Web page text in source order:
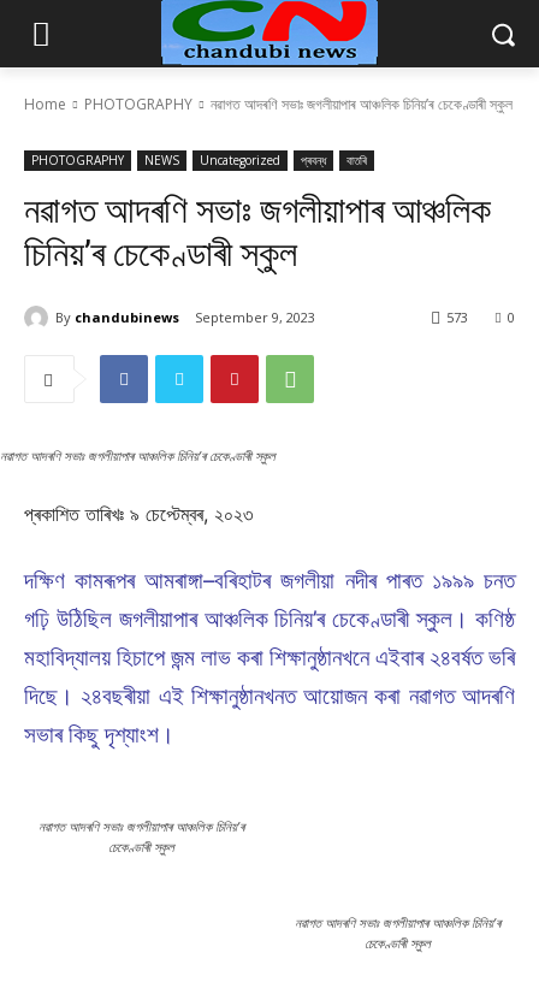
Home PHOTOGRAPHY নৱাগত আদৰণি সভাঃ জগলীয়াপাৰ আঞ্চলিক চিনিয়’ৰ চেকেণ্ডাৰী স্কুল
PHOTOGRAPHY NEWS Uncategorized প্ৰবন্ধ বাতৰি
নৱাগত আদৰণি সভাঃ জগলীয়াপাৰ আঞ্চলিক
চিনিয়’ৰ চেকেণ্ডাৰী স্কুল
By chandubinews September 9, 2023 0
573
নৱাগত আদৰণি সভাঃ জগলীয়াপাৰ আঞ্চলিক চিনিয়’ৰ চেকেণ্ডাৰী স্কুল
প্ৰকাশিত তাৰিখঃ ৯ চেপ্টেম্বৰ, ২০২৩
দক্ষিণ কামৰূপৰ আমৰাঙ্গা–বৰিহাটৰ জগলীয়া নদীৰ পাৰত ১৯৯৯ চনত
গঢ়ি উঠিছিল জগলীয়াপাৰ আঞ্চলিক চিনিয়’ৰ চেকেণ্ডাৰী স্কুল। কণিষ্ঠ
মহাবিদ্যালয় হিচাপে জন্ম লাভ কৰা শিক্ষানুষ্ঠানখনে এইবাৰ ২৪বৰ্ষত ভৰি
দিছে। ২৪বছৰীয়া এই শিক্ষানুষ্ঠানখনত আয়োজন কৰা নৱাগত আদৰণি
সভাৰ কিছু দৃশ্যাংশ।
নৱাগত আদৰণি সভাঃ জগলীয়াপাৰ আঞ্চলিক চিনিয়’ৰ
চেকেণ্ডাৰী স্কুল
নৱাগত আদৰণি সভাঃ জগলীয়াপাৰ আঞ্চলিক চিনিয়’ৰ
চেকেণ্ডাৰী স্কুল